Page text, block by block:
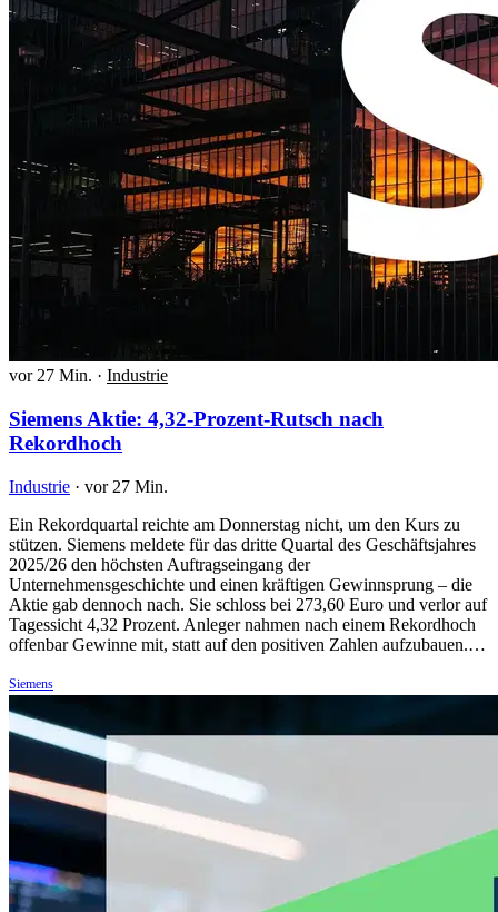
vor 27 Min. · Industrie
Siemens Aktie: 4,32-Prozent-Rutsch nach
Rekordhoch
Industrie · vor 27 Min.
Ein Rekordquartal reichte am Donnerstag nicht, um den Kurs zu
stützen. Siemens meldete für das dritte Quartal des Geschäftsjahres
2025/26 den höchsten Auftragseingang der
Unternehmensgeschichte und einen kräftigen Gewinnsprung – die
Aktie gab dennoch nach. Sie schloss bei 273,60 Euro und verlor auf
Tagessicht 4,32 Prozent. Anleger nahmen nach einem Rekordhoch
offenbar Gewinne mit, statt auf den positiven Zahlen aufzubauen.…
Siemens